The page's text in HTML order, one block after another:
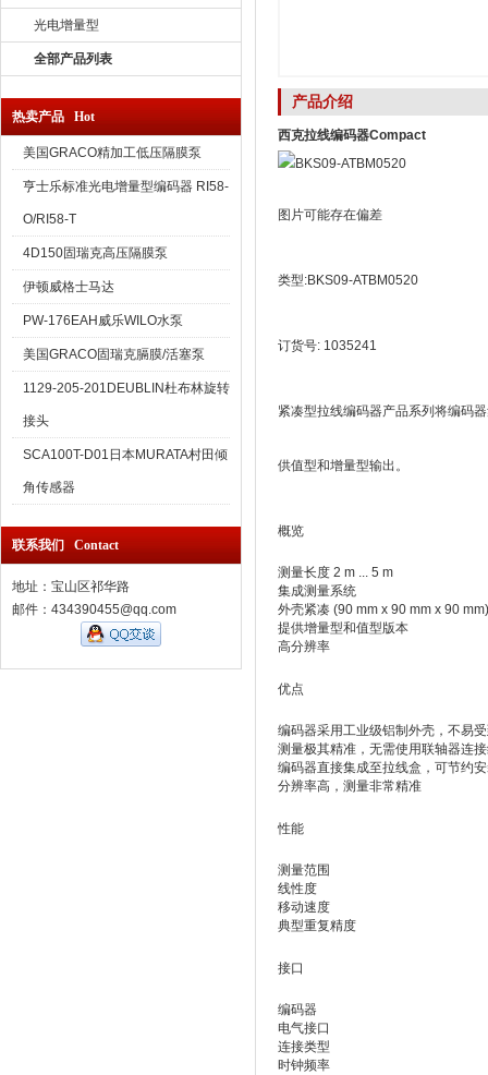
光电增量型
全部产品列表
热卖产品 Hot
美国GRACO精加工低压隔膜泵
亨士乐标准光电增量型编码器 RI58-
O/RI58-T
4D150固瑞克高压隔膜泵
伊顿威格士马达
PW-176EAH威乐WILO水泵
美国GRACO固瑞克膈膜/活塞泵
1129-205-201DEUBLIN杜布林旋转
接头
SCA100T-D01日本MURATA村田倾
角传感器
联系我们 Contact
地址：宝山区祁华路
邮件：434390455@qq.com
产品介绍
西克拉线编码器Compact
图片可能存在偏差
类型:BKS09-ATBM0520
订货号: 1035241
紧凑型拉线编码器产品系列将编码
供值型和增量型输出。
概览
测量长度 2 m ... 5 m
集成测量系统
外壳紧凑 (90 mm x 90 mm x 90 mm)
提供增量型和值型版本
高分辨率
优点
编码器采用工业级铝制外壳，不易
测量极其精准，无需使用联轴器连
编码器直接集成至拉线盒，可节约
分辨率高，测量非常精准
性能
测量范围
线性度
移动速度
典型重复精度
接口
编码器
电气接口
连接类型
时钟频率